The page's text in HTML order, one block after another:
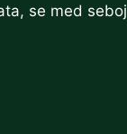
se med